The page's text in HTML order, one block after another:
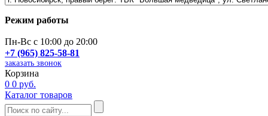
Режим работы
Пн-Вс с 10:00 до 20:00
+7 (965) 825-58-81
заказать звонок
Корзина
0 0 руб.
Каталог товаров